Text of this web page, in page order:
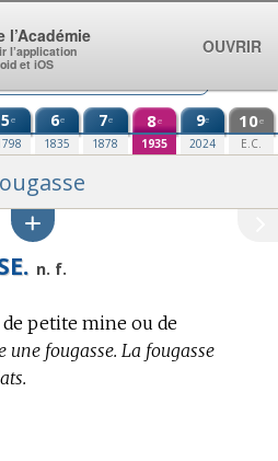
5e 6e
1835
7e
1878
8e
1935
9e
2024
10e
E.C.
n. f.
de petite mine ou de
une fougasse. La fougasse
l’Académie
l’application
et iOS
OUVRIR